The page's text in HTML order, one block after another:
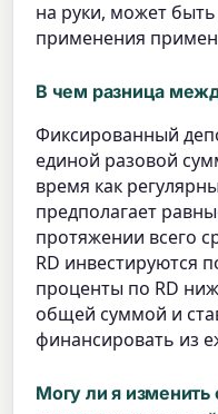
на руки, может
применения
В чем разница
Фиксированный
единой разовой
время как
предполагает
протяжении всего
RD инвестируются
проценты по RD
общей суммой и
финансировать из
Могу ли я